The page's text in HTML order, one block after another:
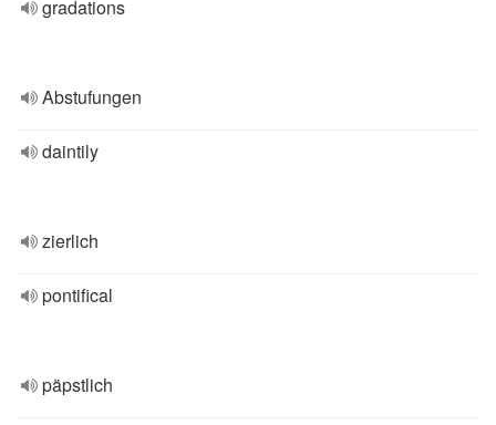
gradations
Abstufungen
daintily
zierlich
pontifical
päpstlich